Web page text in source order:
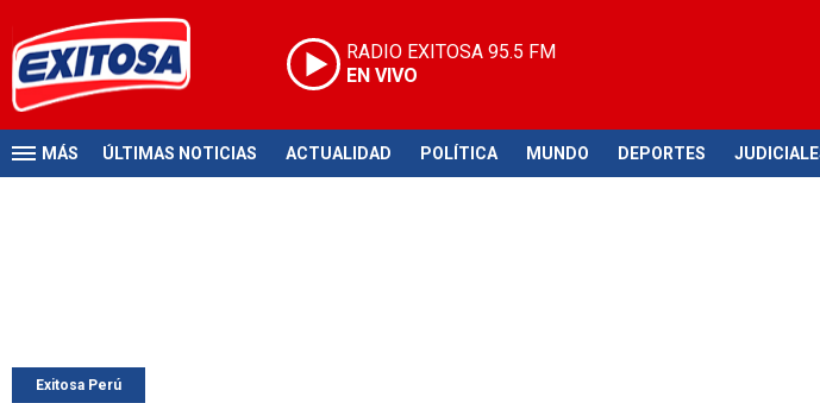
RADIO EXITOSA 95.5 FM
EN VIVO
MÁS ÚLTIMAS NOTICIAS ACTUALIDAD POLÍTICA MUNDO DEPORTES
Exitosa Perú